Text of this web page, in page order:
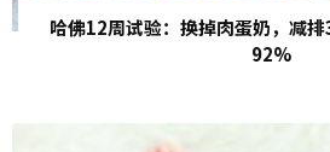
哈佛12周试验：换掉肉蛋奶，减
92%